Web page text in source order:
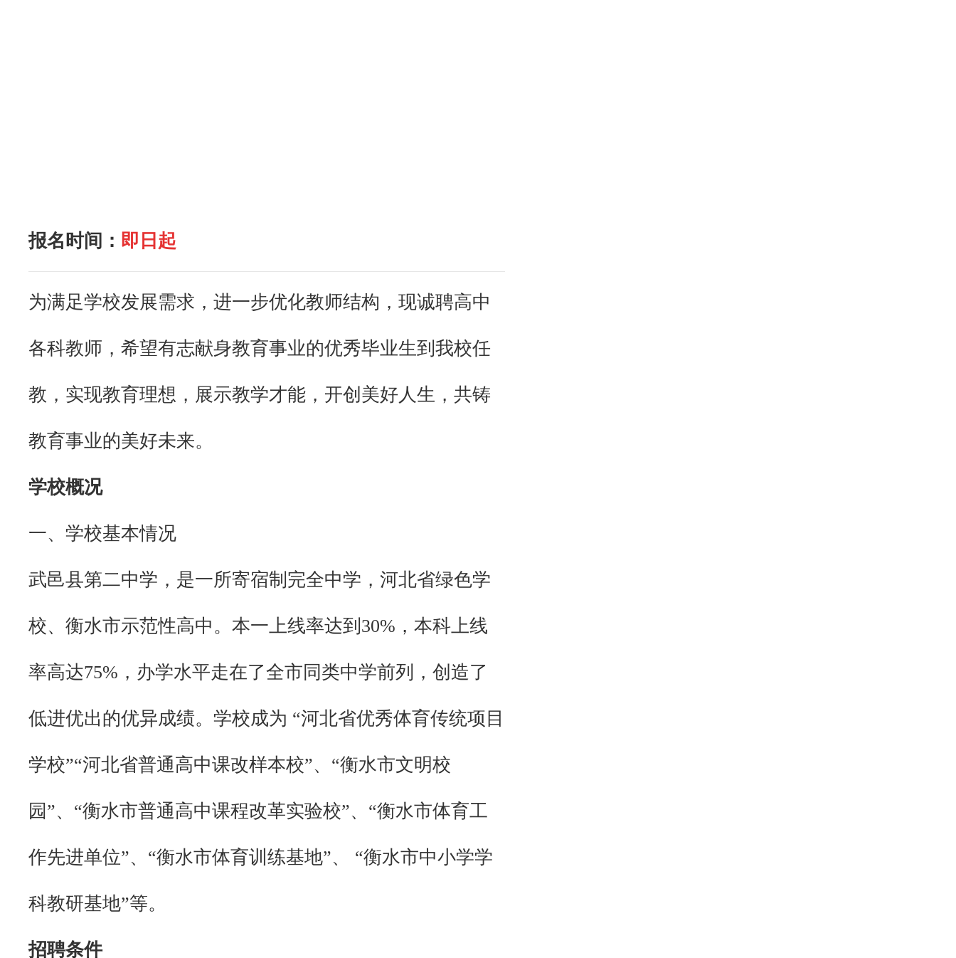
报名时间： 即日起
为满足学校发展需求，进一步优化教师结构，现诚聘高中
各科教师，希望有志献身教育事业的优秀毕业生到我校任
教，实现教育理想，展示教学才能，开创美好人生，共铸
教育事业的美好未来。
学校概况
一、学校基本情况
武邑县第二中学，是一所寄宿制完全中学，河北省绿色学
校、衡水市示范性高中。本一上线率达到30%，本科上线
率高达75%，办学水平走在了全市同类中学前列，创造了
低进优出的优异成绩。学校成为 “河北省优秀体育传统项目
学校”“河北省普通高中课改样本校”、“衡水市文明校
园”、“衡水市普通高中课程改革实验校”、“衡水市体育工
作先进单位”、“衡水市体育训练基地”、 “衡水市中小学学
科教研基地”等。
招聘条件